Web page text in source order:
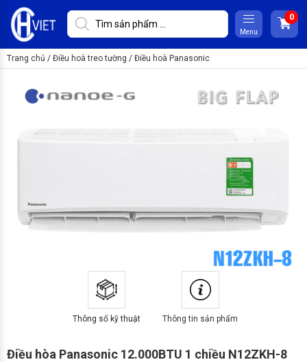
Menu
Trang chủ / Điều hoà treo tường / Điều hoà Panasonic
Thông số kỹ thuật Thông tin sản phẩm
Điều hòa Panasonic 12.000BTU 1 chiều N12ZKH-8